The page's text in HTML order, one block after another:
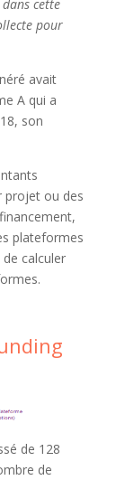
cette
pour
avait
A qui a
son
projet ou des
plateformes
calculer
de 128
de